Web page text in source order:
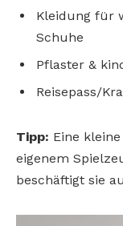
Kleidung für
Schuhe
Pflaster &
Reisepass/
Tipp: Eine
eigenem
beschäftigt sie